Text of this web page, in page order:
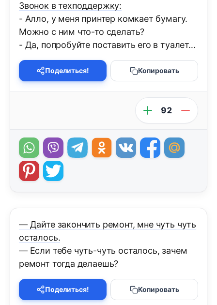
Звонок в техподдержку:
- Алло, у меня принтер комкает бумагу.
Можно с ним что-то сделать?
- Да, попробуйте поставить его в туалет…
Поделиться! Копировать
92
— Дайте закончить ремонт, мне чуть чуть
осталось.
— Если тебе чуть-чуть осталось, зачем
ремонт тогда делаешь?
Поделиться! Копировать